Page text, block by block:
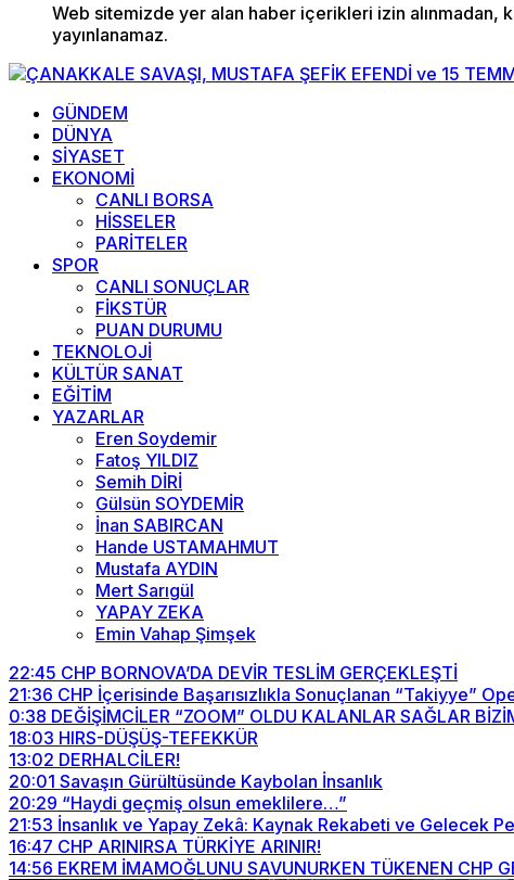
Web sitemizde yer alan haber içerikleri izin alınmadan,
yayınlanamaz.
GÜNDEM
DÜNYA
SİYASET
EKONOMİ
CANLI BORSA
HİSSELER
PARİTELER
SPOR
CANLI SONUÇLAR
FİKSTÜR
PUAN DURUMU
TEKNOLOJİ
KÜLTÜR SANAT
EĞİTİM
YAZARLAR
Eren Soydemir
Fatoş YILDIZ
Semih DİRİ
Gülsün SOYDEMİR
İnan SABIRCAN
Hande USTAMAHMUT
Mustafa AYDIN
Mert Sarıgül
YAPAY ZEKA
Emin Vahap Şimşek
22:45 CHP BORNOVA’DA DEVİR TESLİM GERÇEKLEŞTİ
21:36 CHP İçerisinde Başarısızlıkla Sonuçlanan “Takiyye”
0:38 DEĞİŞİMCİLER “ZOOM” OLDU KALANLAR SAĞLAR
18:03 HIRS-DÜŞÜŞ-TEFEKKÜR
13:02 DERHALCİLER!
20:01 Savaşın Gürültüsünde Kaybolan İnsanlık
20:29 “Haydi geçmiş olsun emeklilere…”
21:53 İnsanlık ve Yapay Zekâ: Kaynak Rekabeti ve Gelecek
16:47 CHP ARINIRSA TÜRKİYE ARINIR!
14:56 EKREM İMAMOĞLUNU SAVUNURKEN TÜKENEN CHP